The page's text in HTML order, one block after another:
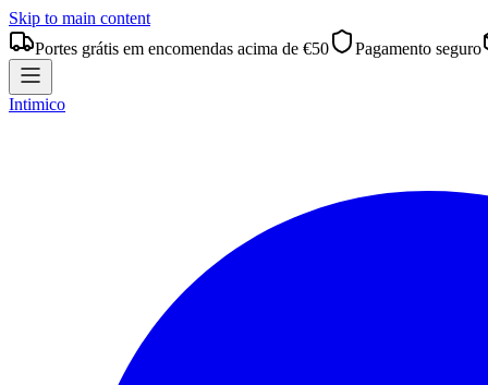
Skip to main content
Portes grátis em encomendas acima de €50
Pagamento seguro
Intimico